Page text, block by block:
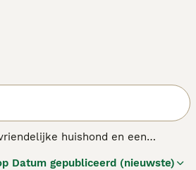
huishond en een
Datum gepubliceerd (nieuwste)